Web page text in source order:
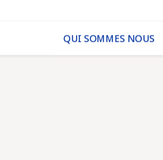
QUI SOMMES NOUS